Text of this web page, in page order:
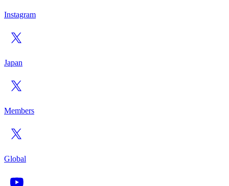
Instagram
Japan
Members
Global